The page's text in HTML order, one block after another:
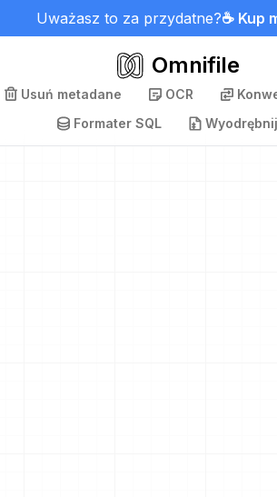
Uważasz to za przydatne?☕ Kup
Omnifile
Usuń metadane OCR
Formater SQL